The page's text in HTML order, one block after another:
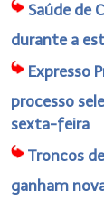
Saúde de
durante a
Expresso
processo
sexta-feira
Troncos
ganham